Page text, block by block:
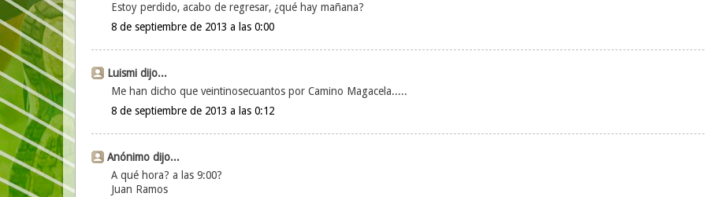
Estoy perdido, acabo de regresar, ¿qué hay mañana?
8 de septiembre de 2013 a las 0:00
Luismi dijo...
Me han dicho que veintinosecuantos por Camino Magacela.....
8 de septiembre de 2013 a las 0:12
Anónimo dijo...
A qué hora? a las 9:00?
Juan Ramos